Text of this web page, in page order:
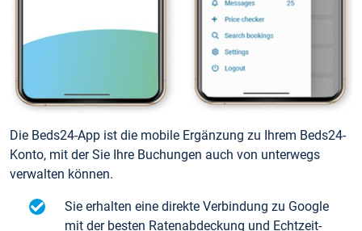
Die Beds24-App ist die mobile Ergänzung zu Ihrem Beds24-
Konto, mit der Sie Ihre Buchungen auch von unterwegs
verwalten können.
Sie erhalten eine direkte Verbindung zu Google
mit der besten Ratenabdeckung und Echtzeit-